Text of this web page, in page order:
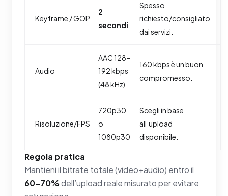
Keyframe / GOP
2
secondi
Spesso
richiesto/consigliato
dai servizi.
Audio
AAC 128–
192 kbps
(48 kHz)
160 kbps è un buon
compromesso.
Risoluzione/FPS
720p30
o
1080p30
Scegli in base
all’upload
disponibile.
Regola pratica
Mantieni il bitrate totale (video+audio) entro il
60–70%dell’upload reale misurato per evitare